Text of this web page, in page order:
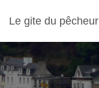
Le gite du pêcheur